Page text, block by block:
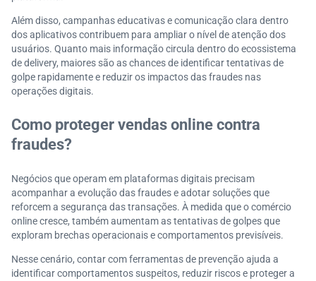
Além disso, campanhas educativas e comunicação clara dentro
dos aplicativos contribuem para ampliar o nível de atenção dos
usuários. Quanto mais informação circula dentro do ecossistema
de delivery, maiores são as chances de identificar tentativas de
golpe rapidamente e reduzir os impactos das fraudes nas
operações digitais.
Como proteger vendas online contra
fraudes?
Negócios que operam em plataformas digitais precisam
acompanhar a evolução das fraudes e adotar soluções que
reforcem a segurança das transações. À medida que o comércio
online cresce, também aumentam as tentativas de golpes que
exploram brechas operacionais e comportamentos previsíveis.
Nesse cenário, contar com ferramentas de prevenção ajuda a
identificar comportamentos suspeitos, reduzir riscos e proteger a